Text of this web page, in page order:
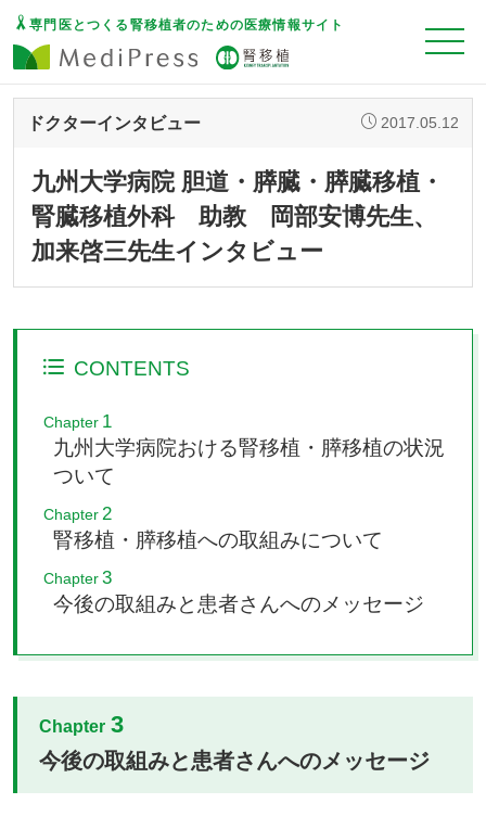
専門医とつくる腎移植者のための医療情報サイト
ドクターインタビュー 2017.05.12
九州大学病院 胆道・膵臓・膵臓移植・
腎臓移植外科 助教 岡部安博先生、
加来啓三先生インタビュー
CONTENTS
Chapter 1
九州大学病院おける腎移植・膵移植の状況
ついて
Chapter 2
腎移植・膵移植への取組みについて
Chapter 3
今後の取組みと患者さんへのメッセージ
Chapter 3
今後の取組みと患者さんへのメッセージ